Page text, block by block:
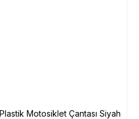
Motosiklet Çantası Siyah